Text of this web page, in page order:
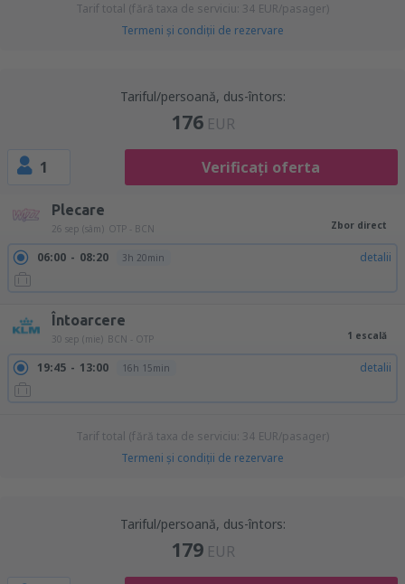
Tarif total (fără taxa de serviciu: 34 EUR/pasager)
Termeni şi condiţii de rezervare
Tariful/persoană, dus-întors:
176 EUR
1 Verificați oferta
Plecare
26 sep (sâm) OTP - BCN Zbor direct
06:00 08:20 3h 20min detalii
Întoarcere
30 sep (mie) BCN - OTP 1 escală
19:45 13:00 16h 15min detalii
Tarif total (fără taxa de serviciu: 34 EUR/pasager)
Termeni şi condiţii de rezervare
Tariful/persoană, dus-întors:
179 EUR